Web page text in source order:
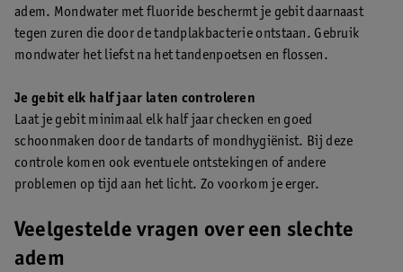
adem. Mondwater met fluoride beschermt je gebit daarnaast
tegen zuren die door de tandplakbacterie ontstaan. Gebruik
mondwater het liefst na het tandenpoetsen en flossen.
Je gebit elk half jaar laten controleren
Laat je gebit minimaal elk half jaar checken en goed
schoonmaken door de tandarts of mondhygiënist. Bij deze
controle komen ook eventuele ontstekingen of andere
problemen op tijd aan het licht. Zo voorkom je erger.
Veelgestelde vragen over een slechte
adem